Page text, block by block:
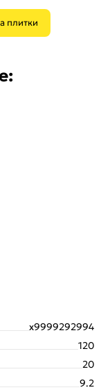
плитки
х9999292994
120
20
9.2